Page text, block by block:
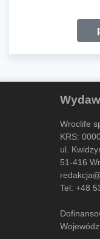
Wroclife
KRS:
ul.
51-416
Tel: +48